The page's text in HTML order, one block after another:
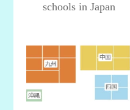
schools in Japan